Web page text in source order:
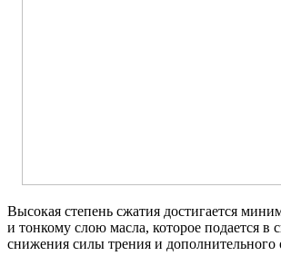
Высокая степень сжатия достигается
и тонкому слою масла, которое подается в
снижения силы трения и дополнительного